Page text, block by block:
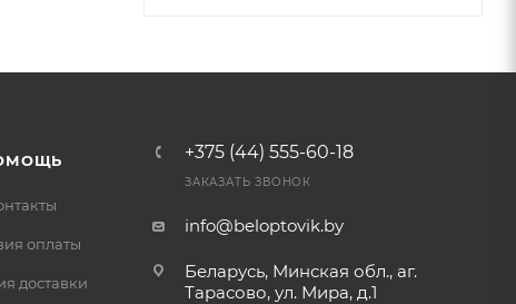
оплаты
доставки
+375 (44) 555-60-18
ЗАКАЗАТЬ ЗВОНОК
info@beloptovik.by
Беларусь, Минская обл., аг.
Тарасово, ул. Мира, д.1